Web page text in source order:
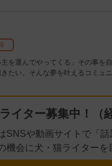
主を選んでやってくる」その事
きたい。そんな夢を叶えるコミ
イター募集中！（
SNSや動画サイトで「
機会に犬・猫ライターを